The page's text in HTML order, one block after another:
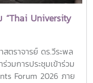
“Thai University
ตราจารย์ ดร.วีระพล
วมการประชุมเข้าร่วม
Forum 2026 ภาย